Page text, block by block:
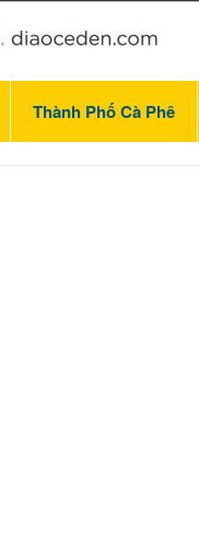
Thành Phố Cà Phê